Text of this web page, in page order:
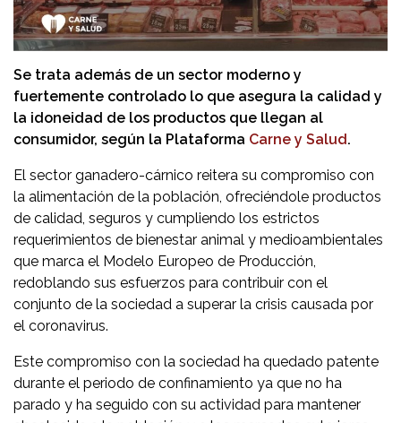
Se trata además de un sector moderno y
fuertemente controlado lo que asegura la calidad y
la idoneidad de los productos que llegan al
consumidor, según la Plataforma Carne y Salud.
El sector ganadero-cárnico reitera su compromiso con
la alimentación de la población, ofreciéndole productos
de calidad, seguros y cumpliendo los estrictos
requerimientos de bienestar animal y medioambientales
que marca el Modelo Europeo de Producción,
redoblando sus esfuerzos para contribuir con el
conjunto de la sociedad a superar la crisis causada por
el coronavirus.
Este compromiso con la sociedad ha quedado patente
durante el periodo de confinamiento ya que no ha
parado y ha seguido con su actividad para mantener